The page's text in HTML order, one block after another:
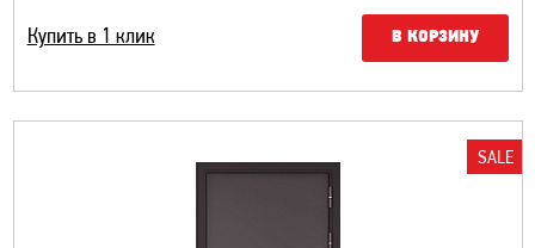
Купить в 1 клик В КОРЗИНУ
SALE